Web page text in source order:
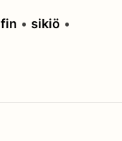
fin • sikiö •